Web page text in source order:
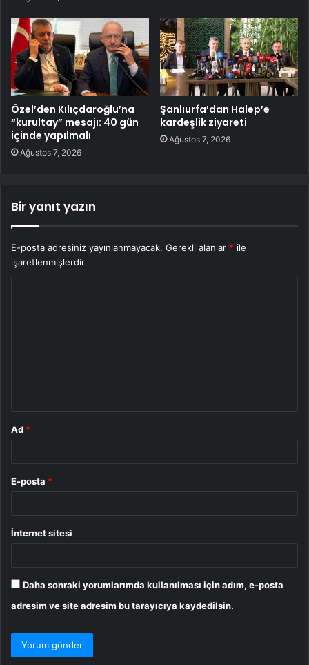
Özel’den Kılıçdaroğlu’na
“kurultay” mesajı: 40 gün
içinde yapılmalı
Ağustos 7, 2026
Şanlıurfa’dan Halep’e
kardeşlik ziyareti
Ağustos 7, 2026
Bir yanıt yazın
E-posta adresiniz yayınlanmayacak. Gerekli alanlar * ile
işaretlenmişlerdir
Ad *
E-posta *
İnternet sitesi
Daha sonraki yorumlarımda kullanılması için adım, e-posta
adresim ve site adresim bu tarayıcıya kaydedilsin.